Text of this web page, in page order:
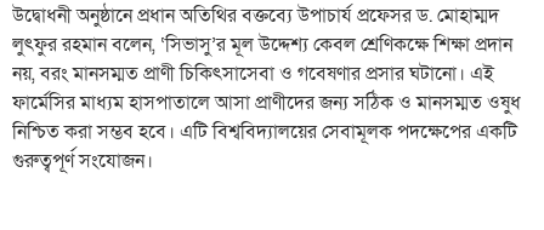
উদ্বোধনী অনুষ্ঠানে প্রধান অতিথির বক্তব্যে উপাচার্য প্রফেসর ড. মোহাম্মদ
লুৎফুর রহমান বলেন, ‘সিভাসু’র মূল উদ্দেশ্য কেবল শ্রেণিকক্ষে শিক্ষা প্রদান
নয়, বরং মানসম্মত প্রাণী চিকিৎসাসেবা ও গবেষণার প্রসার ঘটানো। এই
ফার্মেসির মাধ্যম হাসপাতালে আসা প্রাণীদের জন্য সঠিক ও মানসম্মত ওষুধ
নিশ্চিত করা সম্ভব হবে। এটি বিশ্ববিদ্যালয়ের সেবামূলক পদক্ষেপের একটি
গুরুত্বপূর্ণ সংযোজন।